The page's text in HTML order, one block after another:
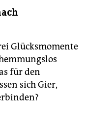
Glücksmomente
für den
sich Gier,